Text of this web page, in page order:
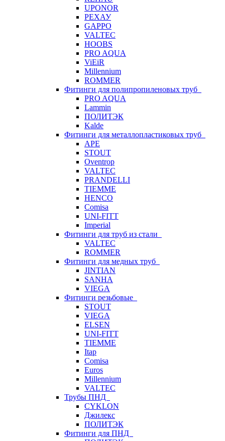
UPONOR
РЕХАУ
GAPPO
VALTEC
HOOBS
PRO AQUA
ViEiR
Millennium
ROMMER
Фитинги для полипропиленовых труб
PRO AQUA
Lammin
ПОЛИТЭК
Kalde
Фитинги для металлопластиковых труб
APE
STOUT
Oventrop
VALTEC
PRANDELLI
TIEMME
HENCO
Comisa
UNI-FITT
Imperial
Фитинги для труб из стали
VALTEC
ROMMER
Фитинги для медных труб
JINTIAN
SANHA
VIEGA
Фитинги резьбовые
STOUT
VIEGA
ELSEN
UNI-FITT
TIEMME
Itap
Comisa
Euros
Millennium
VALTEC
Трубы ПНД
CYKLON
Джилекс
ПОЛИТЭК
Фитинги для ПНД